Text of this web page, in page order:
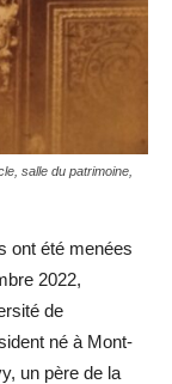
salle du patrimoine,
ont été menées
2022,
de
né à Mont-
un père de la